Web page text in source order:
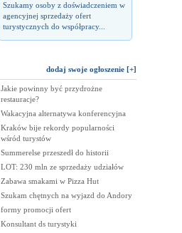
Szukamy osoby z doświadczeniem w
agencyjnej sprzedaży ofert
turystycznych do współpracy...
dodaj swoje ogłoszenie [+]
Jakie powinny być przydrożne
restauracje?
Wakacyjna alternatywa konferencyjna
Kraków bije rekordy popularności
wśród turystów
Summerelse przeszedł do historii
LOT: 230 mln ze sprzedaży udziałów
Zabawa smakami w Pizza Hut
Szukam chętnych na wyjazd do Andory
formy promocji ofert
Konsultant ds turystyki